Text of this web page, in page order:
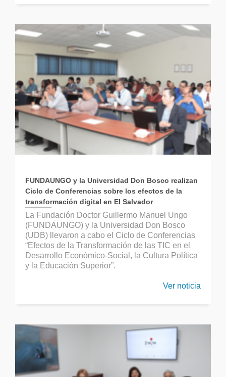
FUNDAUNGO y la Universidad Don Bosco realizan
Ciclo de Conferencias sobre los efectos de la
transformación digital en El Salvador
La Fundación Doctor Guillermo Manuel Ungo
(FUNDAUNGO) y la Universidad Don Bosco
(UDB) llevaron a cabo el Ciclo de Conferencias
“Efectos de la Transformación de las TIC en el
Desarrollo Económico-Social, la Cultura Política
y la Educación Superior”.
Ver noticia